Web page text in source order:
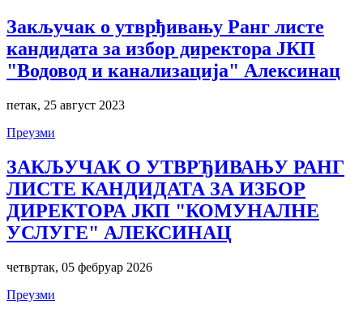
Закључак о утврђивању Ранг листе
кандидата за избор директора ЈКП
"Водовод и канализација" Алексинац
петак, 25 август 2023
Преузми
ЗАКЉУЧАК О УТВРЂИВАЊУ РАНГ
ЛИСТЕ КАНДИДАТА ЗА ИЗБОР
ДИРЕКТОРА ЈКП "КОМУНАЛНЕ
УСЛУГЕ" АЛЕКСИНАЦ
четвртак, 05 фебруар 2026
Преузми